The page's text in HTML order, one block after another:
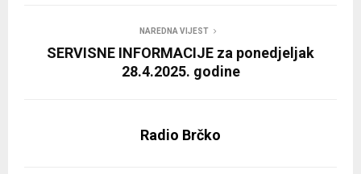
NAREDNA VIJEST
SERVISNE INFORMACIJE za ponedjeljak
28.4.2025. godine
Radio Brčko